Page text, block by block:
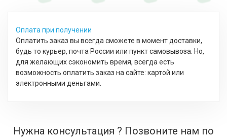
Оплата при получении
Оплатить заказ вы всегда сможете в момент доставки,
будь то курьер, почта России или пункт самовывоза. Но,
для желающих сэкономить время, всегда есть
возможность оплатить заказ на сайте: картой или
электронными деньгами.
Нужна консультация ? Позвоните нам по